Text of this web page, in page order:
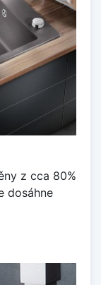
z cca 80%
dosáhne